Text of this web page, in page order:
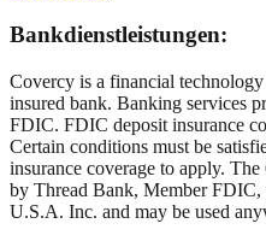
Bankdienstleistungen:
Covercy is a financial
insured bank. Banking services
FDIC. FDIC deposit insurance
Certain conditions must be
insurance coverage to apply.
by Thread Bank, Member FDIC,
U.S.A. Inc. and may be used